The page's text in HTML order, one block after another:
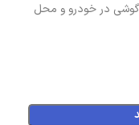
گوشی در خودرو و محل